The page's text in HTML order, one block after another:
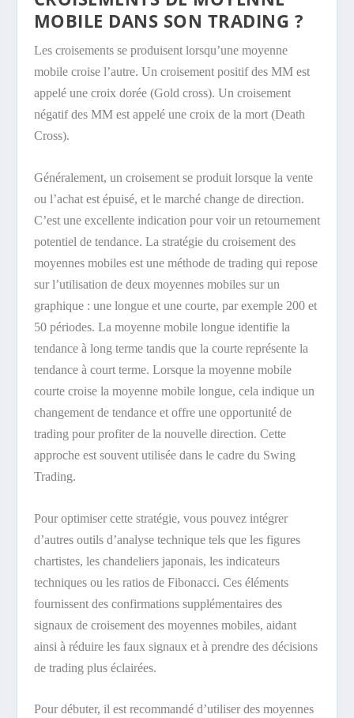
MOBILE DANS SON TRADING ?
Les croisements se produisent lorsqu’une moyenne
mobile croise l’autre. Un croisement positif des MM est
appelé une croix dorée (Gold cross). Un croisement
négatif des MM est appelé une croix de la mort (Death
Cross).
Généralement, un croisement se produit lorsque la vente
ou l’achat est épuisé, et le marché change de direction.
C’est une excellente indication pour voir un retournement
potentiel de tendance. La stratégie du croisement des
moyennes mobiles est une méthode de trading qui repose
sur l’utilisation de deux moyennes mobiles sur un
graphique : une longue et une courte, par exemple 200 et
50 périodes. La moyenne mobile longue identifie la
tendance à long terme tandis que la courte représente la
tendance à court terme. Lorsque la moyenne mobile
courte croise la moyenne mobile longue, cela indique un
changement de tendance et offre une opportunité de
trading pour profiter de la nouvelle direction. Cette
approche est souvent utilisée dans le cadre du Swing
Trading.
Pour optimiser cette stratégie, vous pouvez intégrer
d’autres outils d’analyse technique tels que les figures
chartistes, les chandeliers japonais, les indicateurs
techniques ou les ratios de Fibonacci. Ces éléments
fournissent des confirmations supplémentaires des
signaux de croisement des moyennes mobiles, aidant
ainsi à réduire les faux signaux et à prendre des décisions
de trading plus éclairées.
Pour débuter, il est recommandé d’utiliser des moyennes